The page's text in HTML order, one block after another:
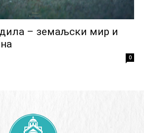
– земаљски мир и
0